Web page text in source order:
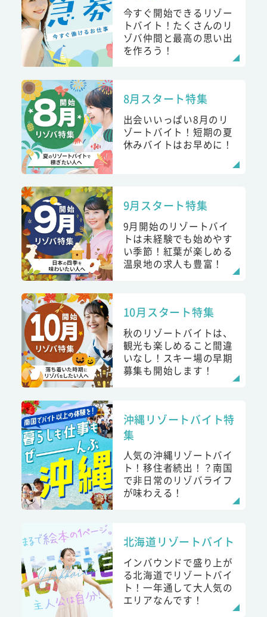
今すぐ開始できるリゾー
トバイト！たくさんのリ
ゾバ仲間と最高の思い出
を作ろう！
8月スタート特集
出会いいっぱい8月のリ
ゾートバイト！短期の夏
休みバイトはお早めに！
9月スタート特集
9月開始のリゾートバイ
トは未経験でも始めやす
い季節！紅葉が楽しめる
温泉地の求人も豊富！
10月スタート特集
秋のリゾートバイトは、
観光も楽しめること間違
いなし！スキー場の早期
募集も開始します！
沖縄リゾートバイト特
集
人気の沖縄リゾートバイ
ト！移住者続出！？南国
で非日常のリゾバライフ
が味わえる！
北海道リゾートバイト
インバウンドで盛り上が
る北海道でリゾートバイ
ト！一年通して大人気の
エリアなんです！